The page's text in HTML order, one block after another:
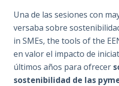
Una de las sesiones con
versaba sobre
in SMEs, the tools of the
en valor el impacto de
últimos años para ofrecer
sostenibilidad de las